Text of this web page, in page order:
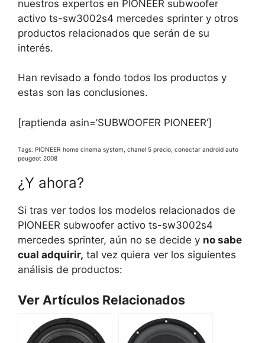
nuestros expertos en PIONEER subwoofer
activo ts-sw3002s4 mercedes sprinter y otros
productos relacionados que serán de su
interés.
Han revisado a fondo todos los productos y
estas son las conclusiones.
[raptienda asin=’SUBWOOFER PIONEER’]
Tags: PIONEER home cinema system, chanel 5 precio, conectar android auto
peugeot 2008
¿Y ahora?
Si tras ver todos los modelos relacionados de
PIONEER subwoofer activo ts-sw3002s4
mercedes sprinter, aún no se decide y no sabe
cual adquirir, tal vez quiera ver los siguientes
análisis de productos:
Ver Artículos Relacionados